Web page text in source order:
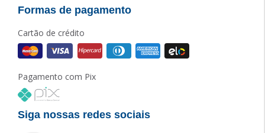
Formas de pagamento
Cartão de crédito
Pagamento com Pix
Siga nossas redes sociais